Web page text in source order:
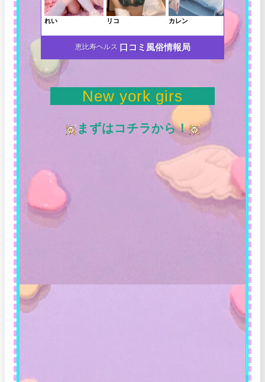
恵比寿ヘルス 口コミ風俗情報局
New york girs
まずはコチラから！